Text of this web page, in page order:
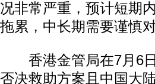
况非常严重，预计短期
拖累，中长期需要谨慎对
香港金管局在7月6日
否决救助方案且中国大